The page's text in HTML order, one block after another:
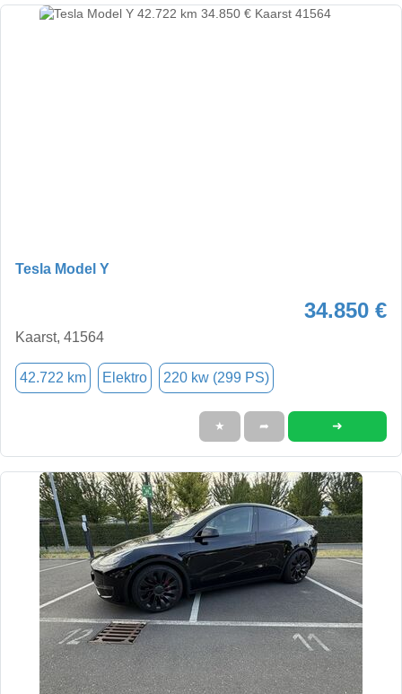
Tesla Model Y
34.850 €
Kaarst, 41564
42.722 km Elektro 220 kw (299 PS)
★ ➦ ➜